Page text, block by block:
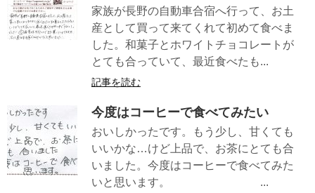
家族が長野の自動車合宿へ行って、お土
産として買って来てくれて初めて食べま
した。和菓子とホワイトチョコレートが
とても合っていて、最近食べたも...
記事を読む
今度はコーヒーで食べてみたい
おいしかったです。もう少し、甘くても
いいかな…けど上品で、お茶にとても合
いました。今度はコーヒーで食べてみた
いと思います。 ...